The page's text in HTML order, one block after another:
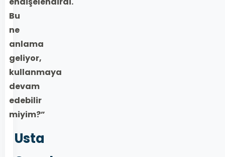
Bu
ne
anlama
geliyor,
kullanmaya
devam
edebilir
miyim?”
Usta